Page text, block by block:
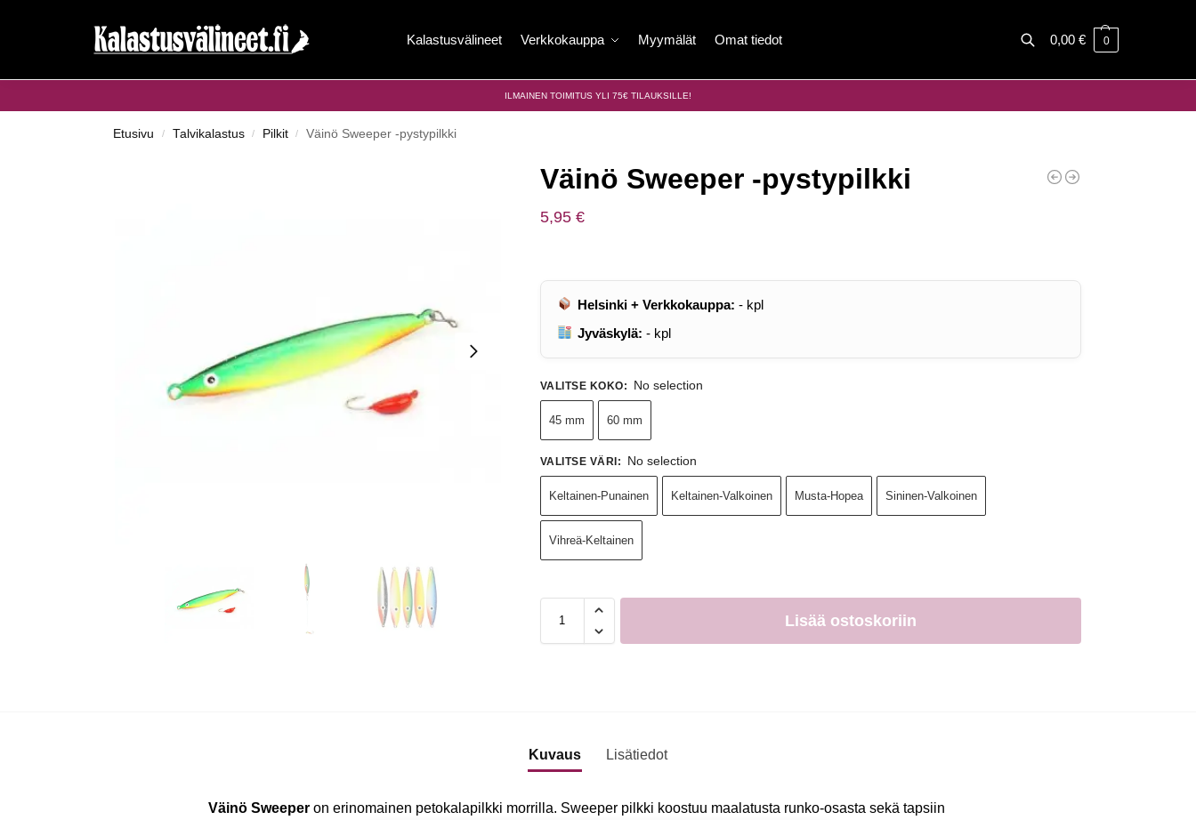
Kalastusvälineet Verkkokauppa Myymälät Omat tiedot 0,00 € 0
ILMAINEN TOIMITUS YLI 75€ TILAUKSILLE!
Etusivu / Talvikalastus / Pilkit / Väinö Sweeper -pystypilkki
Väinö Sweeper -pystypilkki
5,95 €
Helsinki + Verkkokauppa: - kpl
Jyväskylä: - kpl
VALITSE KOKO: No selection
45 mm 60 mm
VALITSE VÄRI: No selection
Keltainen-Punainen Keltainen-Valkoinen Musta-Hopea Sininen-Valkoinen
Vihreä-Keltainen
Lisää ostoskoriin
Kuvaus Lisätiedot
Väinö Sweeper on erinomainen petokalapilkki morrilla. Sweeper pilkki koostuu maalatusta runko-osasta sekä tapsiin